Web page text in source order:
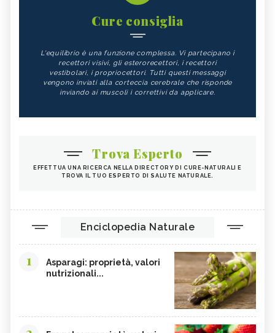
Cure consiglia
L'equilibrio è una funzione complessa. Vi partecipano i
recettori visivi, gli esterorecettori, i recettori
vestibolari, i propriocettori. Tutti questi messaggi
vengono inviati alla corteccia cerebrale che risponde
inviando ai muscoli i correttivi da applicare.
Trova Esperto
EFFETTUA UNA RICERCA NELLA DIRECTORY DI CURE-NATURALI E
TROVA IL TUO ESPERTO DI SALUTE NATURALE.
Enciclopedia Naturale
1
Asparagi: proprietà, valori
nutrizionali...